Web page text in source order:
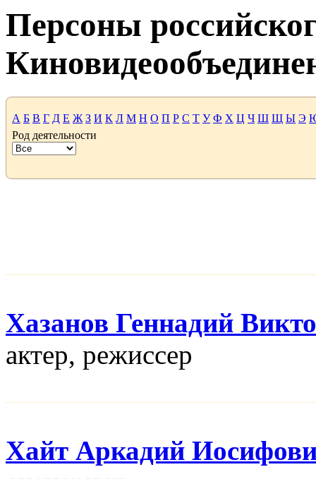
Персоны
А Б В Г Д Е Ж З И К Л М Н О П Р С Т У Ф Х Ц Ч Ш Щ Ы Э
Род деятельности
Хазанов Геннадий
актер, режисcер
Хайт Аркадий